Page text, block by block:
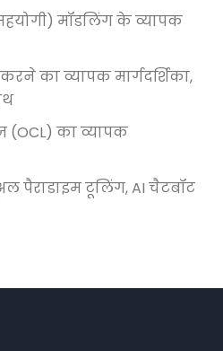
सहयोगी) मॉडलिंग के व्यापक
का व्यापक मार्गदर्शिका,
(OCL) का व्यापक
पैराडाइम टूलिंग, AI चैटबॉट